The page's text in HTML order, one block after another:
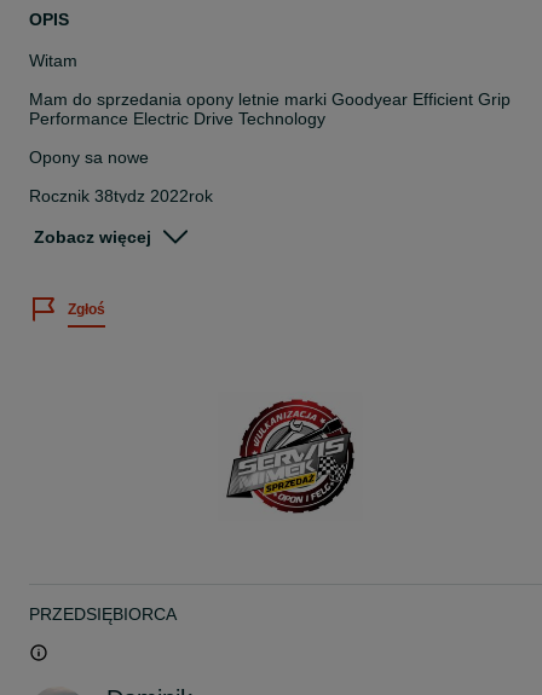
Szerokość
OPIS
Witam
Mam do sprzedania opony letnie marki Goodyear Efficient Grip
Performance Electric Drive Technology
Opony sa nowe
Rocznik 38tydz 2022rok
Opony sprawdzone ciśnieniowo
Wystawiamy faktury VAT
Możliwość wysyłki kurierem.
www.facebook.com/SerwisMimek
Zobacz więcej
Zgłoś
PRZEDSIĘBIORCA